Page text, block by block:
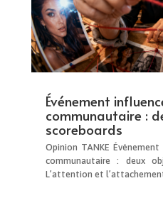
Événement
communautaire :
scoreboards
Opinion TANKE
communautaire : deux
L’attention et